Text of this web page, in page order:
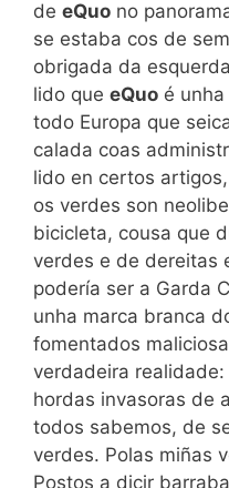
de eQuo no
se estaba cos de
obrigada da
lido que eQuo é
todo Europa que
calada coas
lido en certos
os verdes son
bicicleta, cousa que
verdes e de dereitas
podería ser a Garda
unha marca branca
fomentados
verdadeira
hordas invasoras de
todos sabemos, de
verdes. Polas miñas
Postos a dicir